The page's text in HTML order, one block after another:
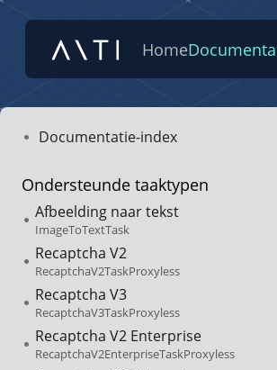
Home
Documentatie-index
Ondersteunde taaktypen
Afbeelding naar tekst
ImageToTextTask
Recaptcha V2
RecaptchaV2TaskProxyless
Recaptcha V3
RecaptchaV3TaskProxyless
Recaptcha V2 Enterprise
RecaptchaV2EnterpriseTaskProxyless